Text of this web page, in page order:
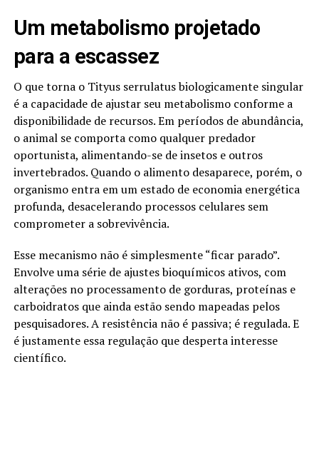
Um metabolismo projetado
para a escassez
O que torna o Tityus serrulatus biologicamente singular
é a capacidade de ajustar seu metabolismo conforme a
disponibilidade de recursos. Em períodos de abundância,
o animal se comporta como qualquer predador
oportunista, alimentando-se de insetos e outros
invertebrados. Quando o alimento desaparece, porém, o
organismo entra em um estado de economia energética
profunda, desacelerando processos celulares sem
comprometer a sobrevivência.
Esse mecanismo não é simplesmente “ficar parado”.
Envolve uma série de ajustes bioquímicos ativos, com
alterações no processamento de gorduras, proteínas e
carboidratos que ainda estão sendo mapeadas pelos
pesquisadores. A resistência não é passiva; é regulada. E
é justamente essa regulação que desperta interesse
científico.